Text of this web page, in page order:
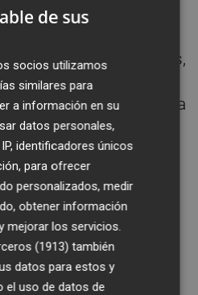
con el
que, como
cooperativas citrícolas,
realizar trabajos, lo
Colectivo y a la
destacado que
estas formas de
abaratan un 30 %
y que perjudican a
y a las bajas y
remuneradas.
de sus
socios utilizamos
similares para
a información en su
datos personales,
identificadores únicos
para ofrecer
personalizados, medir
obtener información
mejorar los servicios.
(1913) también
datos para estos y
el uso de datos de